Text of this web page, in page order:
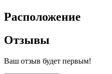
Расположение
Отзывы
Ваш отзыв будет первым!